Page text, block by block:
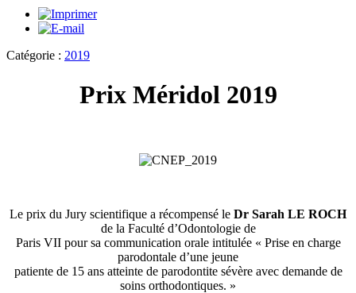
Catégorie : 2019
Prix Méridol 2019
Le prix du Jury scientifique a récompensé le Dr Sarah LE ROCH
de la Faculté d’Odontologie de
Paris VII pour sa communication orale intitulée « Prise en charge
parodontale d’une jeune
patiente de 15 ans atteinte de parodontite sévère avec demande de
soins orthodontiques. »